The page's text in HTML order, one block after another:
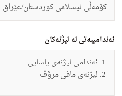
كۆمه‌ڵى ئیسلامى كوردستان/عێراق
ئەندامییەتی لە لیژنەکان
ئەندامی لیژنه‌ى یاسایى
لیژنه‌ى مافى مرۆڤ